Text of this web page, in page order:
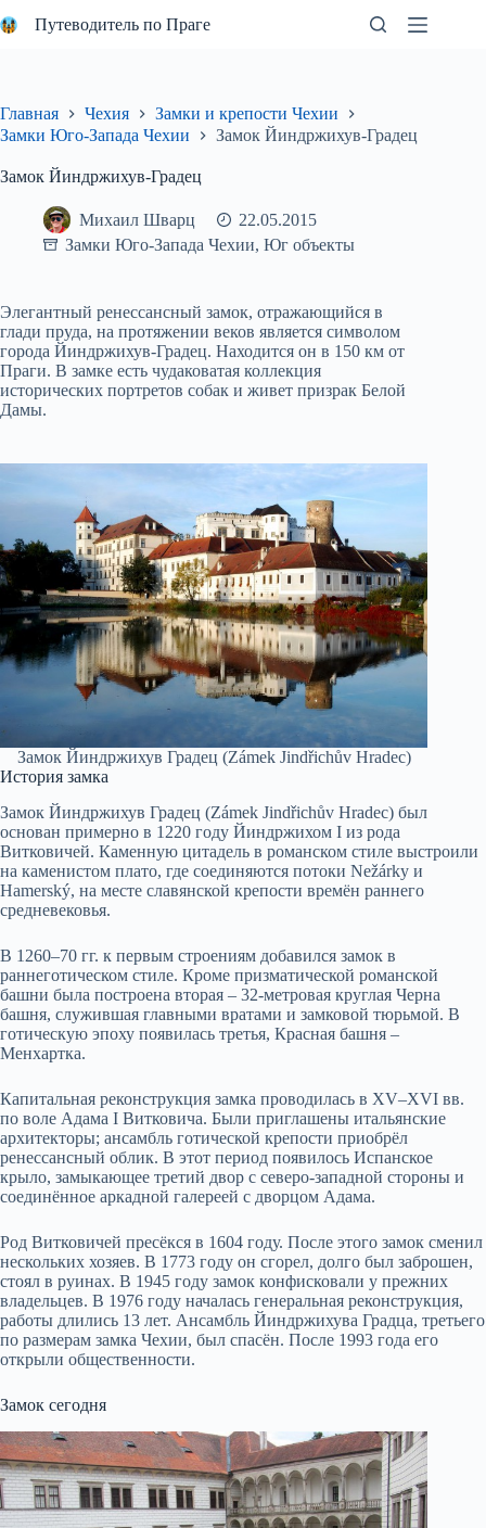
к
Путеводитель по Праге
Главная Чехия
Замки и крепости Чехии
Замки Юго-Запада Чехии
Замок Йиндржихув-Градец
Замок Йиндржихув-Градец
Михаил Шварц
22.05.2015
Замки Юго-Запада Чехии, Юг объекты
Элегантный ренессансный замок, отражающийся в
глади пруда, на протяжении веков является символом
города Йиндржихув-Градец. Находится он в 150 км от
Праги. В замке есть чудаковатая коллекция
исторических портретов собак и живет призрак Белой
Дамы.
Замок Йиндржихув Градец (Zámek Jindřichův Hradec)
История замка
Замок Йиндржихув Градец (Zámek Jindřichův Hradec) был
основан примерно в 1220 году Йиндржихом I из рода
Витковичей. Каменную цитадель в романском стиле выстроили
на каменистом плато, где соединяются потоки Nežárky и
Hamerský, на месте славянской крепости времён раннего
средневековья.
В 1260–70 гг. к первым строениям добавился замок в
раннеготическом стиле. Кроме призматической романской
башни была построена вторая – 32-метровая круглая Черна
башня, служившая главными вратами и замковой тюрьмой. В
готическую эпоху появилась третья, Красная башня –
Менхартка.
Капитальная реконструкция замка проводилась в XV–XVI вв.
по воле Адама I Витковича. Были приглашены итальянские
архитекторы; ансамбль готической крепости приобрёл
ренессансный облик. В этот период появилось Испанское
крыло, замыкающее третий двор с северо-западной стороны и
соединённое аркадной галереей с дворцом Адама.
Род Витковичей пресёкся в 1604 году. После этого замок сменил
нескольких хозяев. В 1773 году он сгорел, долго был заброшен,
стоял в руинах. В 1945 году замок конфисковали у прежних
владельцев. В 1976 году началась генеральная реконструкция,
работы длились 13 лет. Ансамбль Йиндржихува Градца, третьего
по размерам замка Чехии, был спасён. После 1993 года его
открыли общественности.
Замок сегодня